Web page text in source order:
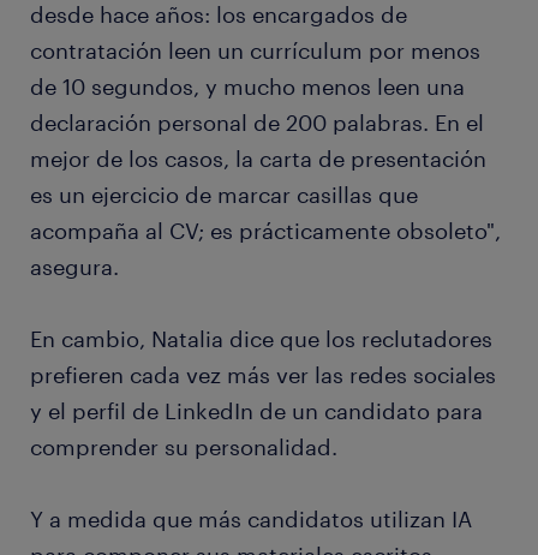
desde hace años: los encargados de
contratación leen un currículum por menos
de 10 segundos, y mucho menos leen una
declaración personal de 200 palabras. En el
mejor de los casos, la carta de presentación
es un ejercicio de marcar casillas que
acompaña al CV; es prácticamente obsoleto",
asegura.
En cambio, Natalia dice que los reclutadores
prefieren cada vez más ver las redes sociales
y el perfil de LinkedIn de un candidato para
comprender su personalidad.
Y a medida que más candidatos utilizan IA